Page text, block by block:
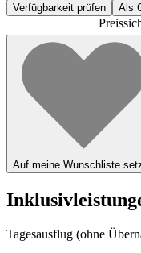
Verfügbarkeit prüfen Als
Auf meine Wunschliste
Tagesausflug (ohne